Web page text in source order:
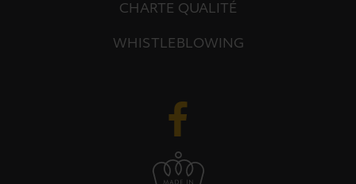
CHARTE QUALITÉ
WHISTLEBLOWING